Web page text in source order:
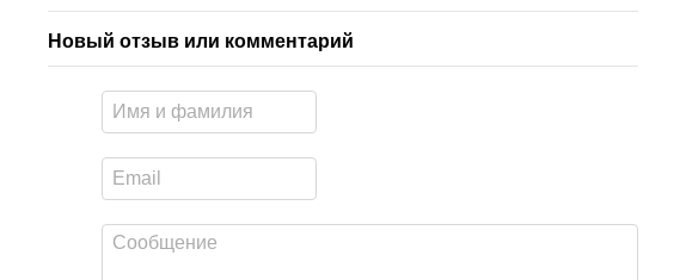
Новый отзыв или комментарий